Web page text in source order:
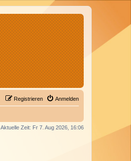
Anmelden
Registrieren
Aktuelle Zeit: Fr 7. Aug 2026, 16:06